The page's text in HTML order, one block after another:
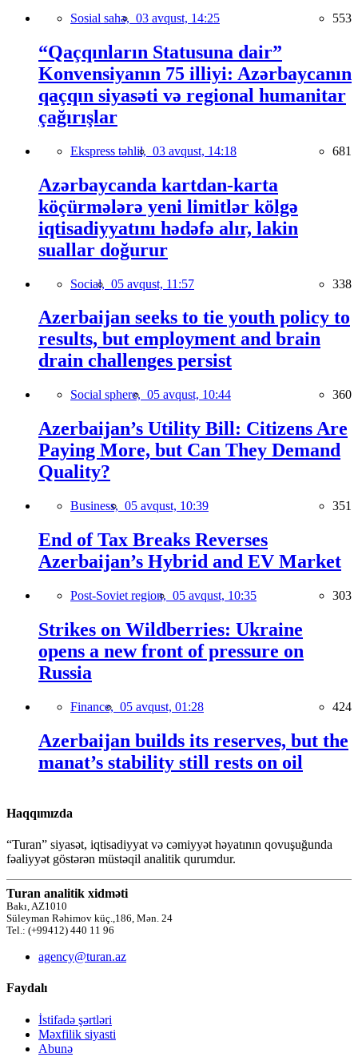
Sosial sahə, 03 avqust, 14:25 553
“Qaçqınların Statusuna dair”
Konvensiyanın 75 illiyi: Azərbaycanın
qaçqın siyasəti və regional humanitar
çağırışlar
Ekspress təhlil, 03 avqust, 14:18 681
Azərbaycanda kartdan-karta
köçürmələrə yeni limitlər kölgə
iqtisadiyyatını hədəfə alır, lakin
suallar doğurur
Social, 05 avqust, 11:57 338
Azerbaijan seeks to tie youth policy to
results, but employment and brain
drain challenges persist
Social sphere, 05 avqust, 10:44 360
Azerbaijan’s Utility Bill: Citizens Are
Paying More, but Can They Demand
Quality?
Business, 05 avqust, 10:39 351
End of Tax Breaks Reverses
Azerbaijan’s Hybrid and EV Market
Post-Soviet region, 05 avqust, 10:35 303
Strikes on Wildberries: Ukraine
opens a new front of pressure on
Russia
Finance, 05 avqust, 01:28 424
Azerbaijan builds its reserves, but the
manat’s stability still rests on oil
Haqqımızda
“Turan” siyasət, iqtisadiyyat və cəmiyyət həyatının qovuşuğunda
fəaliyyət göstərən müstəqil analitik qurumdur.
Turan analitik xidməti
Bakı, AZ1010
Süleyman Rəhimov küç.,186, Mən. 24
Tel.: (+99412) 440 11 96
agency@turan.az
Faydalı
İstifadə şərtləri
Məxfilik siyasti
Abunə